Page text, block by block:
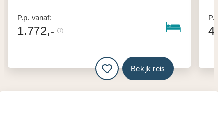
P.p. vanaf:
1.772,-
Bekijk reis